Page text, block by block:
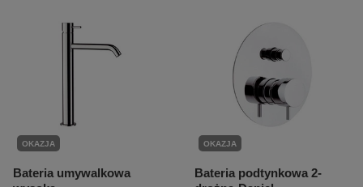
OKAZJA
Bateria umywalkowa
OKAZJA
Bateria podtynkowa 2-